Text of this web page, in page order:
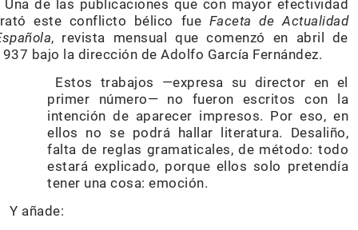
de las publicaciones que con mayor efectividad
este conflicto bélico fue Faceta de Actualidad
, revista mensual que comenzó en abril de
bajo la dirección de Adolfo García Fernández.
Estos trabajos —expresa su director en el
primer número— no fueron escritos con la
intención de aparecer impresos. Por eso, en
ellos no se podrá hallar literatura. Desaliño,
falta de reglas gramaticales, de método: todo
estará explicado, porque ellos solo pretendía
tener una cosa: emoción.
Y añade: